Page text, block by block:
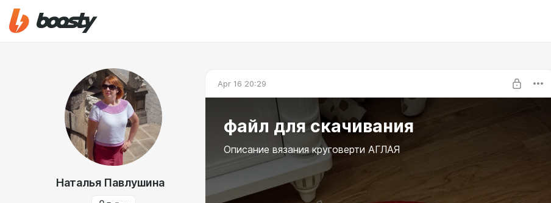
Наталья Павлушина
Apr 16 20:29
файл для скачивания
Описание вязания круговерти АГЛАЯ